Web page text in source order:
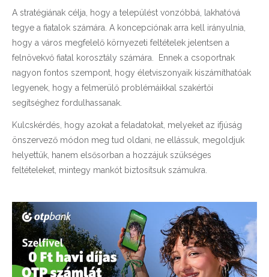
A stratégiának célja, hogy a települést vonzóbbá, lakhatóvá
tegye a fiatalok számára. A koncepciónak arra kell irányulnia,
hogy a város megfelelő környezeti feltételek jelentsen a
felnövekvő fiatal korosztály számára. Ennek a csoportnak
nagyon fontos szempont, hogy életviszonyaik kiszámíthatóak
legyenek, hogy a felmerülő problémáikkal szakértői
segítséghez fordulhassanak.
Kulcskérdés, hogy azokat a feladatokat, melyeket az ifjúság
önszervező módon meg tud oldani, ne ellássuk, megoldjuk
helyettük, hanem elsősorban a hozzájuk szükséges
feltételeket, mintegy mankót biztosítsuk számukra.